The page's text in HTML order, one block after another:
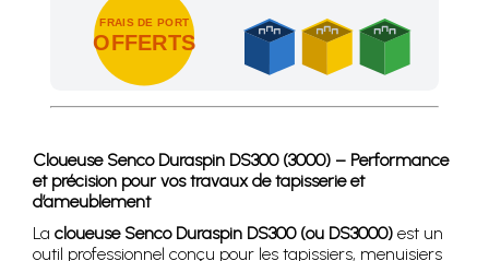
FRAIS DE PORT
OFFERTS
Achetez 4 sachets ou boîtes d'agrafes ou de pointes et
Cloueuse Senco Duraspin DS300 (3000) – Performance
et précision pour vos travaux de tapisserie et
d’ameublement
La cloueuse Senco Duraspin DS300 (ou DS3000) est un
outil professionnel conçu pour les tapissiers, menuisiers